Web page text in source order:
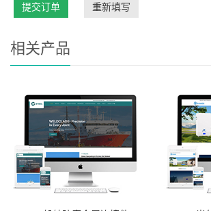
提交订单 重新填写
相关产品